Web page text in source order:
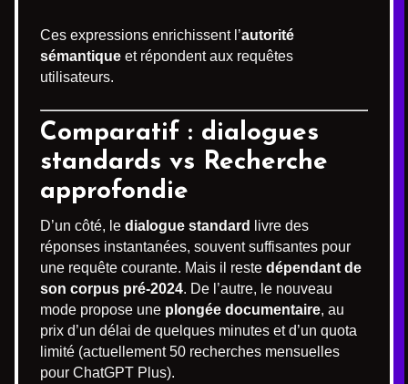
Ces expressions enrichissent l’autorité
sémantique et répondent aux requêtes
utilisateurs.
Comparatif : dialogues
standards vs Recherche
approfondie
D’un côté, le dialogue standard
livre des
réponses instantanées, souvent suffisantes pour
une requête courante. Mais il reste dépendant de
son corpus pré-2024. De l’autre, le nouveau
mode propose une plongée documentaire, au
prix d’un délai de quelques minutes et d’un quota
limité (actuellement 50 recherches mensuelles
pour ChatGPT Plus).